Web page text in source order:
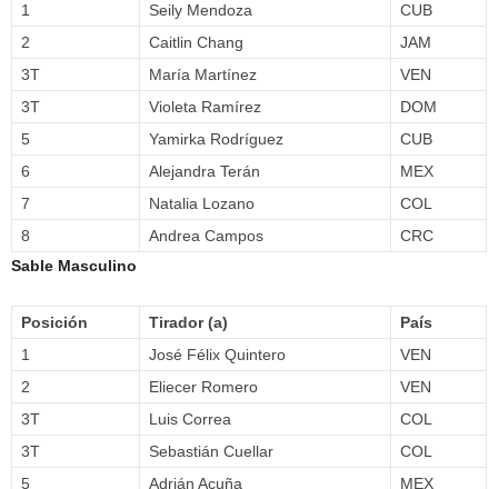
1
Seily Mendoza
CUB
2
Caitlin Chang
JAM
3T
María Martínez
VEN
3T
Violeta Ramírez
DOM
5
Yamirka Rodríguez
CUB
6
Alejandra Terán
MEX
7
Natalia Lozano
COL
8
Andrea Campos
CRC
Sable Masculino
Posición Tirador (a)
País
1
José Félix Quintero
VEN
2
Eliecer Romero
VEN
3T
Luis Correa
COL
3T
Sebastián Cuellar
COL
5
Adrián Acuña
MEX